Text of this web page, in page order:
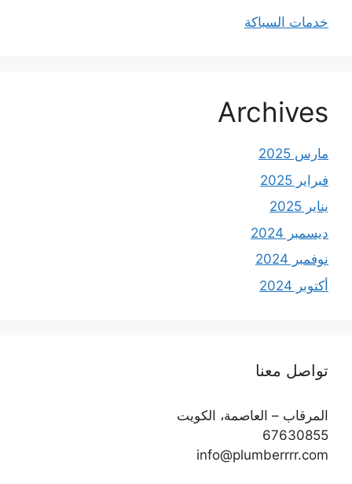
خدمات السباكة
Archives
مارس 2025
فبراير 2025
يناير 2025
ديسمبر 2024
نوفمبر 2024
أكتوبر 2024
تواصل معنا
المرقاب – العاصمة، الكويت
67630855
info@plumberrrr.com